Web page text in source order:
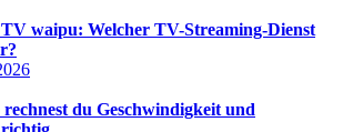
waipu: Welcher TV-Streaming-Dienst
du Geschwindigkeit und